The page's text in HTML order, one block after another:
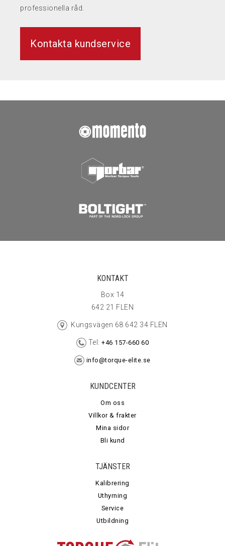
professionella råd.
Kontakta kundservice
KONTAKT
Box 14
642 21 FLEN
Kungsvägen 68 642 34 FLEN
Tel: +46 157-660 60
info@torque-elite.se
KUNDCENTER
Om oss
Villkor & frakter
Mina sidor
Bli kund
TJÄNSTER
Kalibrering
Uthyrning
Service
Utbildning